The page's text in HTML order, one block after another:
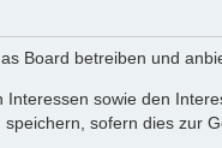
Board betreiben und
sowie den
sofern dies zur